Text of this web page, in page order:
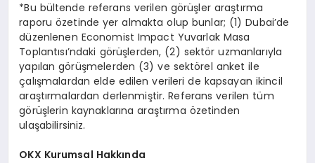
*Bu bültende referans verilen görüşler araştırma
raporu özetinde yer almakta olup bunlar; (1) Dubai’de
düzenlenen Economist Impact Yuvarlak Masa
Toplantısı’ndaki görüşlerden, (2) sektör uzmanlarıyla
yapılan görüşmelerden (3) ve sektörel anket ile
çalışmalardan elde edilen verileri de kapsayan ikincil
araştırmalardan derlenmiştir. Referans verilen tüm
görüşlerin kaynaklarına araştırma özetinden
ulaşabilirsiniz.
OKX Kurumsal Hakkında